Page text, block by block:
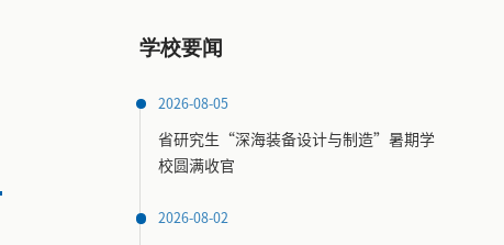
学校要闻
2026-08-05
省研究生“深海装备设计与制造”暑期学
校圆满收官
2026-08-02